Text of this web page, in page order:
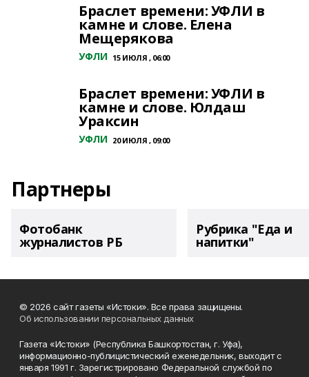
Браслет времени: УФЛИ в
камне и слове. Елена
Мещерякова
УФЛИ 15 ИЮЛЯ , 06:00
Браслет времени: УФЛИ в
камне и слове. Юлдаш
Ураксин
УФЛИ 20 ИЮЛЯ , 09:00
Партнеры
Фотобанк
журналистов РБ
Рубрика "Еда и
напитки"
© 2026 сайт газеты «Истоки». Все права защищены.
Об использовании персональных данных
Газета «Истоки» (Республика Башкортостан, г. Уфа),
информационно-публицистический еженедельник, выходит с
января 1991 г. Зарегистрировано Федеральной службой по